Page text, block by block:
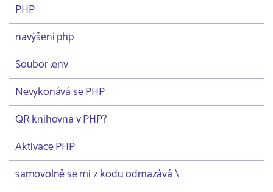
PHP
navýšení php
Soubor .env
Nevykonává se PHP
QR knihovna v PHP?
Aktivace PHP
samovolně se mi z kodu odmazává \